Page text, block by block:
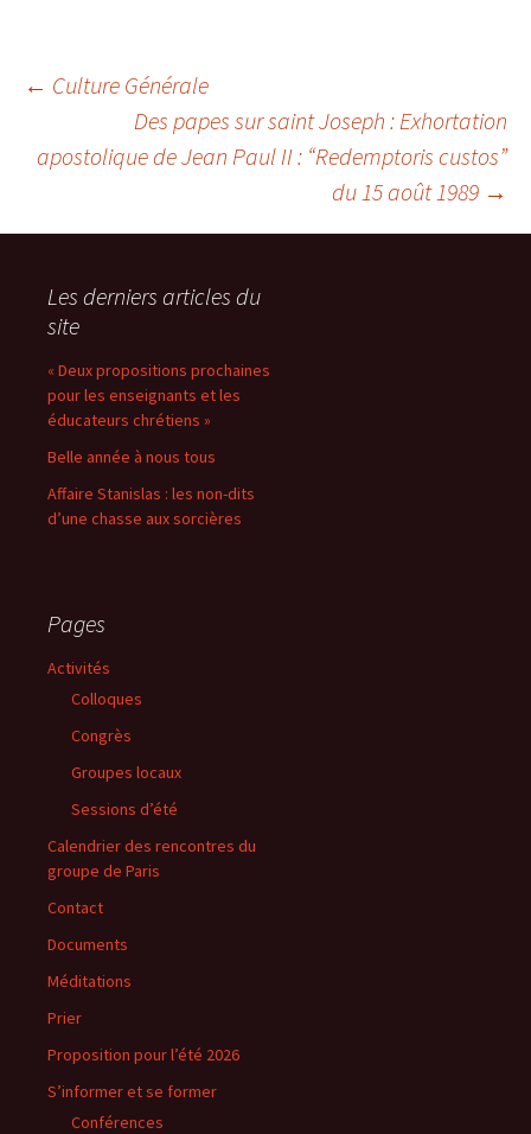
Navigation
des
articles
← Culture Générale
Des papes sur saint Joseph : Exhortation
apostolique de Jean Paul II : “Redemptoris custos”
du 15 août 1989 →
Les derniers articles du
site
« Deux propositions prochaines
pour les enseignants et les
éducateurs chrétiens »
Belle année à nous tous
Affaire Stanislas : les non-dits
d’une chasse aux sorcières
Pages
Activités
Colloques
Congrès
Groupes locaux
Sessions d’été
Calendrier des rencontres du
groupe de Paris
Contact
Documents
Méditations
Prier
Proposition pour l’été 2026
S’informer et se former
Conférences